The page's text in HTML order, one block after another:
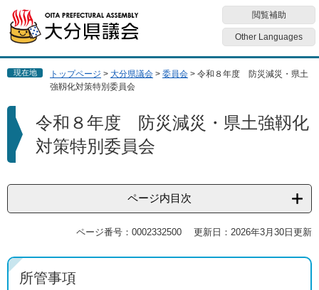
ジ
先
す
ュ
を
し
閲覧補助
Other Languages
現在地 トップページ > 大分県議会 > 委員会 > 令和８年度 防災減災・県土
強靱化対策特別委員会
令和８年度 防災減災・県土強靱化
対策特別委員会
ページ内目次
ページ番号：0002332500 更新日：2026年3月30日更新
所管事項